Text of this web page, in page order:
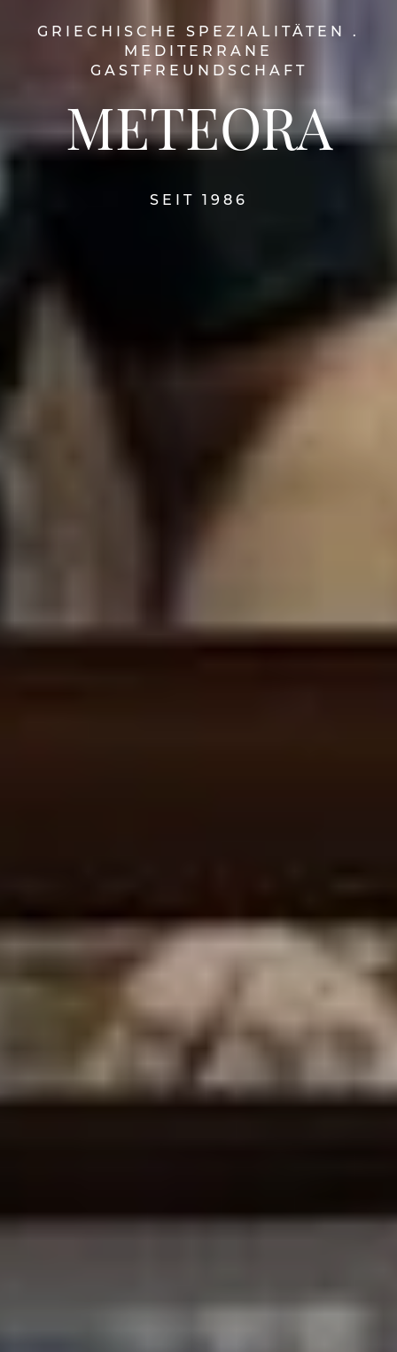
GRIECHISCHE SPEZIALITÄTEN .
MEDITERRANE
GASTFREUNDSCHAFT
METEORA
SEIT 1986